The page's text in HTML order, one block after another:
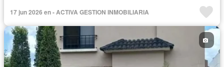
17 jun 2026 en - ACTIVA GESTION INMOBILIARIA